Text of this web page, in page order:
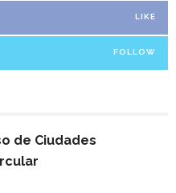
LIKE
FOLLOW
de Ciudades